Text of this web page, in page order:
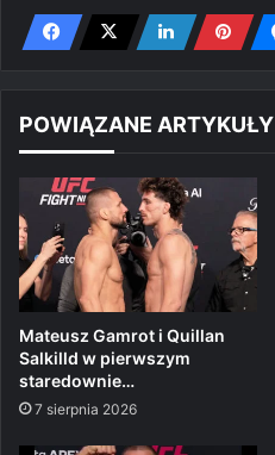
POWIĄZANE ARTYKUŁY
Mateusz Gamrot i Quillan
Salkilld w pierwszym
staredownie…
7 sierpnia 2026